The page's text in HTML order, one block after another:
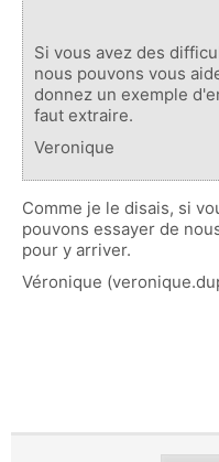
Si vous avez des
nous pouvons vous
donnez un exemple
faut extraire.
Veronique
Comme je le disais, si
pouvons essayer de
pour y arriver.
Véronique